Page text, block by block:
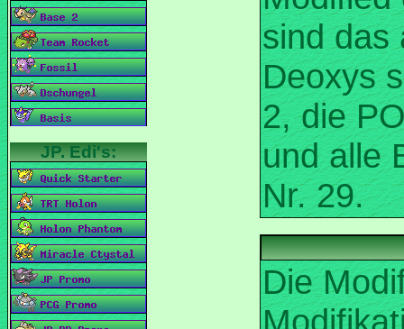
sind das
Deoxys
2, die
und alle
Die